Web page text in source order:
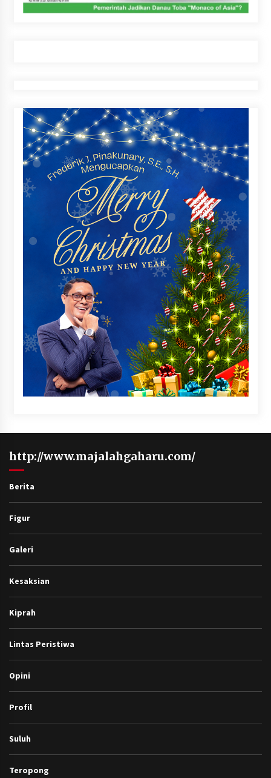
http://www.majalahgaharu.com/
Berita
Figur
Galeri
Kesaksian
Kiprah
Lintas Peristiwa
Opini
Profil
Suluh
Teropong